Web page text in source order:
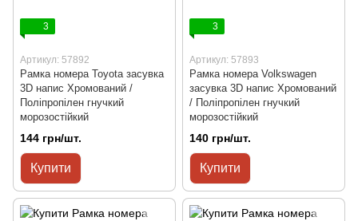
3
Артикул: 57892
Рамка номера Toyota засувка
3D напис Хромований /
Поліпропілен гнучкий
морозостійкий
144 грн/шт.
Купити
3
Артикул: 57893
Рамка номера Volkswagen
засувка 3D напис Хромований
/ Поліпропілен гнучкий
морозостійкий
140 грн/шт.
Купити